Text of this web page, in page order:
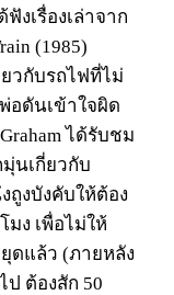
งเรื่องเล่าจาก
(1985)
ยวกับรถไฟที่ไม่
อดันเข้าใจผิด
ได้รับชม
นเกี่ยวกับ
งบังคับให้ต้อง
มง เพื่อไม่ให้
ดแล้ว (ภายหลัง
ต้องสัก 50